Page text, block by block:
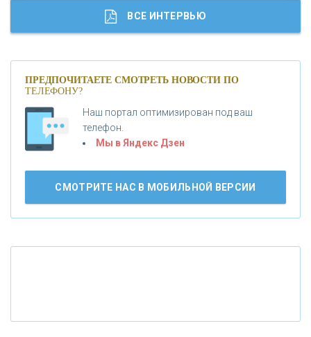
«ГАЗПРОМБАНК»
«МОСКОВСКИЙ КРЕДИТНЫЙ БАНК»
«БАНК ВОЗРОЖДЕНИЕ»
АО «КРЕДИТ ЕВРОПА БАНК»
Банки.ру обновил логотип впервые за 19 лет -
ВСЕ ИНТЕРВЬЮ
ПРЕДПОЧИТАЕТЕ СМОТРЕТЬ НОВОСТИ ПО
ТЕЛЕФОНУ?
Наш портал оптимизирован под ваш
телефон.
Мы в Яндекс Дзен
СМОТРИТЕ НАС В МОБИЛЬНОЙ ВЕРСИИ